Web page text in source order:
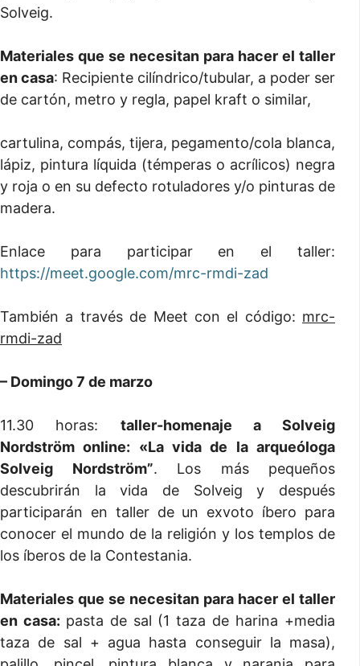
Solveig.
Materiales que se necesitan para hacer el taller
en casa: Recipiente cilíndrico/tubular, a poder ser
de cartón, metro y regla, papel kraft o similar,
cartulina, compás, tijera, pegamento/cola blanca,
lápiz, pintura líquida (témperas o acrílicos) negra
y roja o en su defecto rotuladores y/o pinturas de
madera.
Enlace para participar en el taller:
https://meet.google.com/mrc-rmdi-zad
También a través de Meet con el código: mrc-
rmdi-zad
– Domingo 7 de marzo
11.30 horas: taller-homenaje a Solveig
Nordström online: «La vida de la arqueóloga
Solveig Nordström”. Los más pequeños
descubrirán la vida de Solveig y después
participarán en taller de un exvoto íbero para
conocer el mundo de la religión y los templos de
los íberos de la Contestania.
Materiales que se necesitan para hacer el taller
en casa: pasta de sal (1 taza de harina +media
taza de sal + agua hasta conseguir la masa),